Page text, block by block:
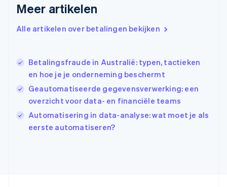
Meer artikelen
Alle artikelen over betalingen bekijken
Betalingsfraude in Australië: typen, tactieken
en hoe je je onderneming beschermt
Geautomatiseerde gegevensverwerking: een
overzicht voor data- en financiële teams
Automatisering in data-analyse: wat moet je als
eerste automatiseren?
Hongarije
Hongkong SAR, China
English
English
Italië
ItalianoEnglish
日本語 English
Kroatië